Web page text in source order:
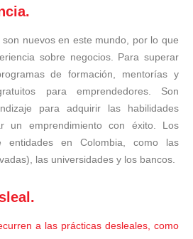
nuevos en este mundo, por lo que
sobre negocios. Para superar
de formación, mentorías y
para emprendedores. Son
para adquirir las habilidades
un emprendimiento con éxito. Los
entidades en Colombia, como las
las universidades y los bancos.
a las prácticas desleales, como